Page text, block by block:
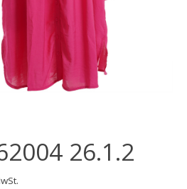
26.1.2